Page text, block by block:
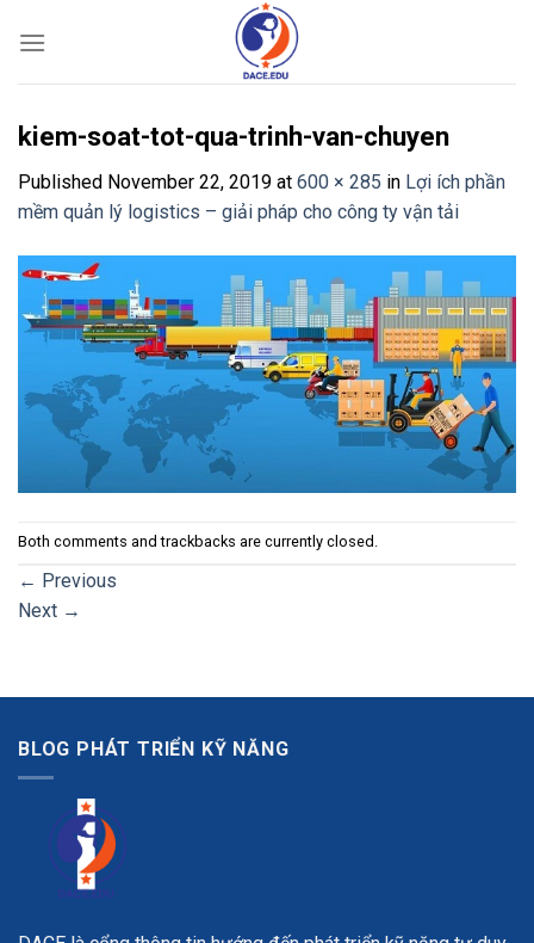
kiem-soat-tot-qua-trinh-van-chuyen
Published November 22, 2019 at 600 × 285 in Lợi ích phần
mềm quản lý logistics – giải pháp cho công ty vận tải
Both comments and trackbacks are currently closed.
← Previous
Next →
BLOG PHÁT TRIỂN KỸ NĂNG